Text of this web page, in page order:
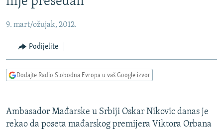
Pređite
na
navigaciju
Pređite
na
SRBIJA
KOSOVO
CRNA GORA
VIDEO
INFOGRAFIKE
PODCASTI
KINA NA BALKANU
9. mart/ožujak, 2012.
Podijelite
Dodajte Radio Slobodna Evropa u vaš Google izvor
Ambasador Mađarske u Srbiji Oskar Nikovic danas je
rekao da poseta mađarskog premijera Viktora Orbana